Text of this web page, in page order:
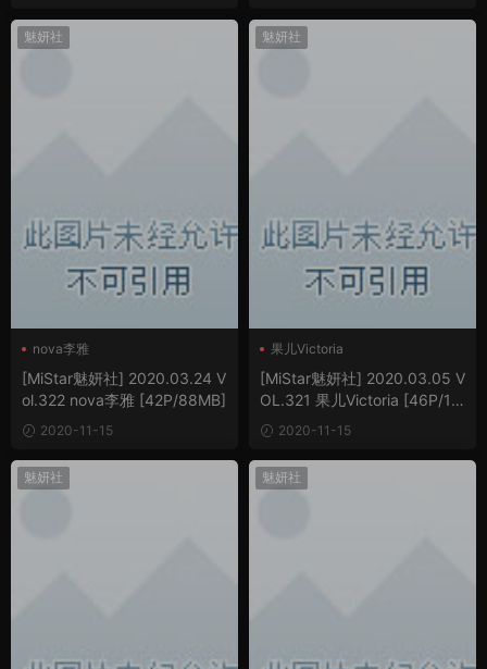
魅妍社
nova李雅
[MiStar魅妍社] 2020.03.24 V
ol.322 nova李雅 [42P/88MB]
2020-11-15
魅妍社
果儿Victoria
[MiStar魅妍社] 2020.03.05 V
OL.321 果儿Victoria [46P/10
3MB]2020-11-15
魅妍社 魅妍社